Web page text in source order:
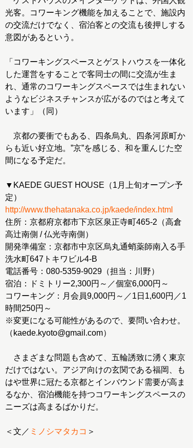
光客。コワーキング機能を加えることで、施設内
の交流だけでなく、宿泊客との交流も後押しする
意図があるという。
「コワーキングスペースとゲストハウスを一体化
した運営をすることで客同士の間に交流が生ま
れ、通常のコワーキングスペースでは生まれない
ようなビジネスチャンスが広がるのではと考えて
います」（同）
京都の要衝でもある、四条烏丸、四条河原町か
らも近い好立地。”京”を感じる、和を重んじた空
間になる予定だ。
▼KAEDE GUEST HOUSE（1月上旬オープン予
http://www.thehatanaka.co.jp/kaede/index.html
住所：京都府京都市下京区泉正寺町465-2（高倉
高辻南側 / 仏光寺南側）
開発準備室：京都市中京区烏丸通蛸薬師南入る手
洗水町647トキワビル4-B
電話番号：080-5359-9029（担当：川野）
宿泊：ドミトリー2,300円～／個室6,000円～
コワーキング：月会員9,000円～／1日1,600円／1
時間250円～
※変更になる可能性があるので、要問い合わせ。
（kaede.kyoto@gmail.com）
さまざまな問題も含めて、五輪誘致に湧く東京
だけではない。アジア向けの玄関である福岡、も
はや世界に冠たる京都とインバウンド需要が高ま
るなか、宿泊機能を持つコワーキングスペースの
ニーズは高まるばかりだ。
＜文／ ミノシマタカコ ＞